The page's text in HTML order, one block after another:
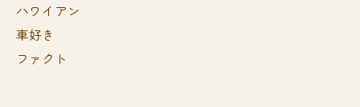
ハワイアン
車好き
ファクト